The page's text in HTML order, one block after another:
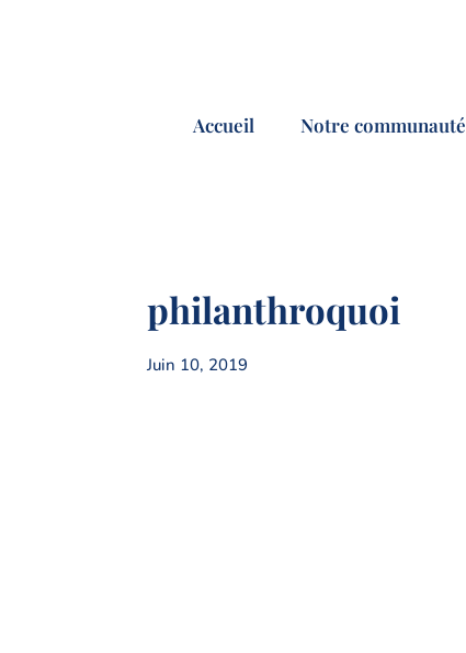
Accueil Notre communauté
philanthroquoi
Juin 10, 2019